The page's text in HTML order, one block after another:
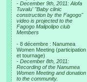
- December 9th, 2011: Alofa
Tuvalu' "Baby clinic
construction by the Fagogo"
video is projected to the
Fagogo Malipolipo club
Members
- 8 décembre : Nanumea
Women Meeting (participation
et tournage)
- December 8th, 2011:
Recording of the Nanumea
Women Meeting and donation
to the community.